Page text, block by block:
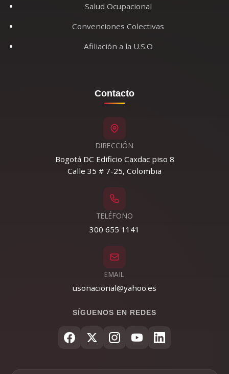
Salud Ocupacional
Convenciones Colectivas
Afiliación a la U.S.O
Contacto
DIRECCIÓN
Bogotá DC Edificio Caxdac piso 8
Calle 35 # 7-25, Colombia
TELÉFONO
300 655 1141
EMAIL
usonacional@yahoo.es
SÍGUENOS EN REDES